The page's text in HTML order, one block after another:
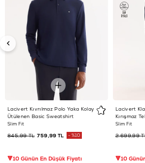
Lacivert Kıvrılmaz Polo Yaka Kolay
Ütülenen Basic Sweatshirt
Slim Fit
759,99 TL
845,99 TL %10
🔻10 Günün En Düşük Fiyatı
Lacivert
Kırışmaz
Slim Fit
2.699,99
🔻10